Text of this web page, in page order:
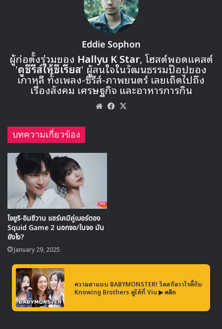
ซึ่งเป็นสถิติสูงสุดใหม่ของHe Is Psychometric
He Is Psychometric
และเบื้องหลังพลังจิตสัมผัสของ อีอัน จะมีอะไรซ่อนอยู่
ชมตอนใหม่พร้อมซับไทยกันได้ทุกสัปดาห์ที่ Viu
Source1
Jinyoung